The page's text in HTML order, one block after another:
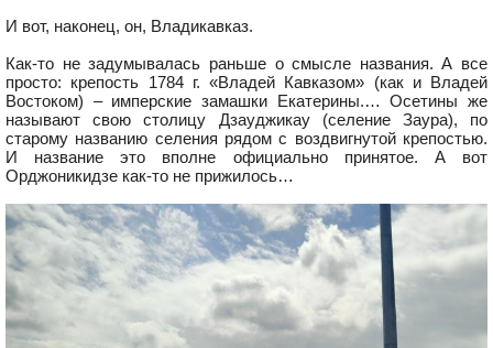
И вот, наконец, он, Владикавказ.
Как-то не задумывалась раньше о смысле названия. А все
просто: крепость 1784 г. «Владей Кавказом» (как и Владей
Востоком) – имперские замашки Екатерины.… Осетины же
называют свою столицу Дзауджикау (селение Заура), по
старому названию селения рядом с воздвигнутой крепостью.
И название это вполне официально принятое. А вот
Орджоникидзе как-то не прижилось…